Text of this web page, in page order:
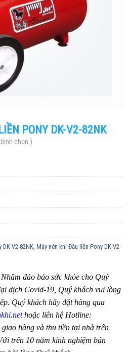
PONY DK-V2-82NK
bình chọn )
V2-82NK Máy nén khí Đầu liền Pony DK-V2-
đảo bảo sức khỏe cho Quý
dịch Covid-19, Quý khách vui lòng
Quý khách hãy đặt hàng qua
hoặc liên hệ Hotline:
giao hàng và thu tiền tại nhà trên
trên 10 năm kinh nghiệm bán